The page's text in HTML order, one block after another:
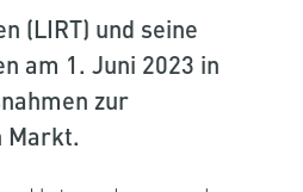
( LIRT
) und seine
am 1. Juni 2023 in
zur
Markt.